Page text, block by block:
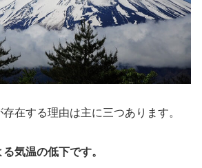
在する理由は主に三つあります。
気温の低下です。